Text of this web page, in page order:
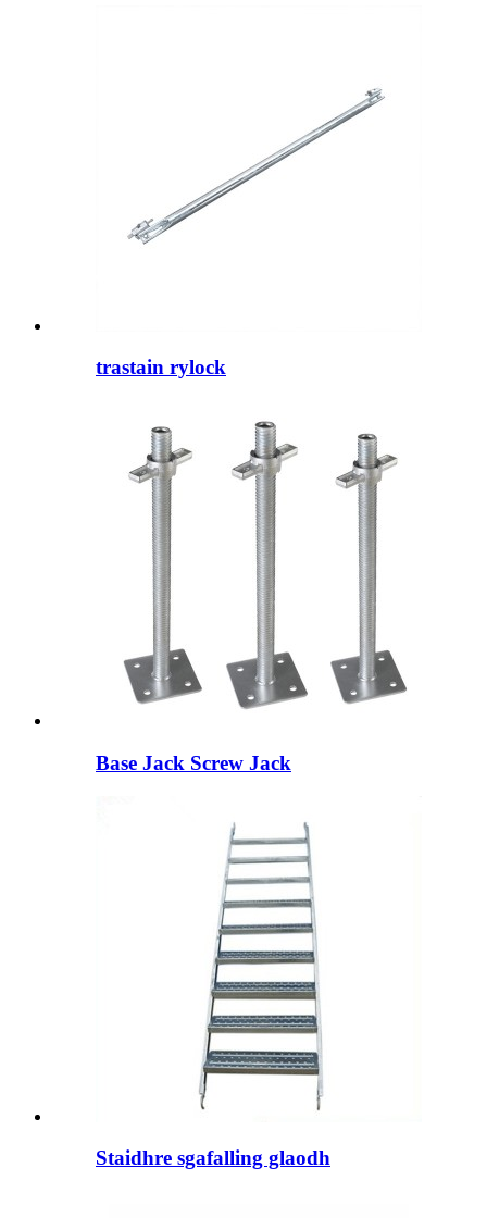
trastain rylock
Base Jack Screw Jack
Staidhre ​​sgafalling glaodh